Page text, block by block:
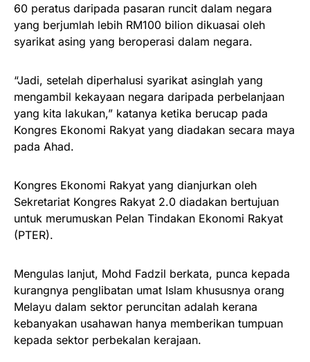
60 peratus daripada pasaran runcit dalam negara
yang berjumlah lebih RM100 bilion dikuasai oleh
syarikat asing yang beroperasi dalam negara.
“Jadi, setelah diperhalusi syarikat asinglah yang
mengambil kekayaan negara daripada perbelanjaan
yang kita lakukan,” katanya ketika berucap pada
Kongres Ekonomi Rakyat yang diadakan secara maya
pada Ahad.
Kongres Ekonomi Rakyat yang dianjurkan oleh
Sekretariat Kongres Rakyat 2.0 diadakan bertujuan
untuk merumuskan Pelan Tindakan Ekonomi Rakyat
(PTER).
Mengulas lanjut, Mohd Fadzil berkata, punca kepada
kurangnya penglibatan umat Islam khususnya orang
Melayu dalam sektor peruncitan adalah kerana
kebanyakan usahawan hanya memberikan tumpuan
kepada sektor perbekalan kerajaan.